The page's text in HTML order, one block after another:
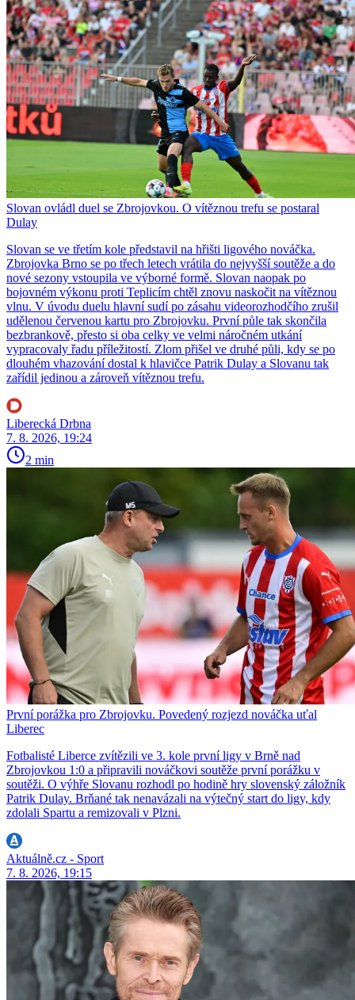
Slovan ovládl duel se Zbrojovkou. O vítěznou trefu se postaral
Dulay
Slovan se ve třetím kole představil na hřišti ligového nováčka.
Zbrojovka Brno se po třech letech vrátila do nejvyšší soutěže a do
nové sezony vstoupila ve výborné formě. Slovan naopak po
bojovném výkonu proti Teplicím chtěl znovu naskočit na vítěznou
vlnu. V úvodu duelu hlavní sudí po zásahu videorozhodčího zrušil
udělenou červenou kartu pro Zbrojovku. První půle tak skončila
bezbrankově, přesto si oba celky ve velmi náročném utkání
vypracovaly řadu příležitostí. Zlom přišel ve druhé půli, kdy se po
dlouhém vhazování dostal k hlavičce Patrik Dulay a Slovanu tak
zařídil jedinou a zároveň vítěznou trefu.
Liberecká Drbna
7. 8. 2026, 19:24
2 min
První porážka pro Zbrojovku. Povedený rozjezd nováčka uťal
Liberec
Fotbalisté Liberce zvítězili ve 3. kole první ligy v Brně nad
Zbrojovkou 1:0 a připravili nováčkovi soutěže první porážku v
soutěži. O výhře Slovanu rozhodl po hodině hry slovenský záložník
Patrik Dulay. Brňané tak nenavázali na výtečný start do ligy, kdy
zdolali Spartu a remizovali v Plzni.
Aktuálně.cz - Sport
7. 8. 2026, 19:15